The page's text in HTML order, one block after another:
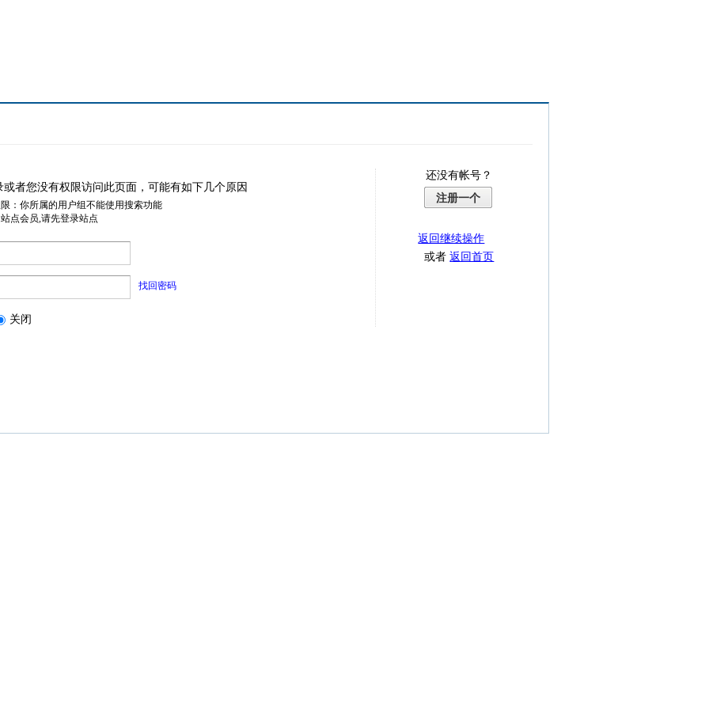
或者您没有权限访问此页面，可能有如下几个原因
：你所属的用户组不能使用搜索功能
点会员,请先登录站点
找回密码
关闭
还没有帐号？
注册一个
返回继续操作
或者返回首页